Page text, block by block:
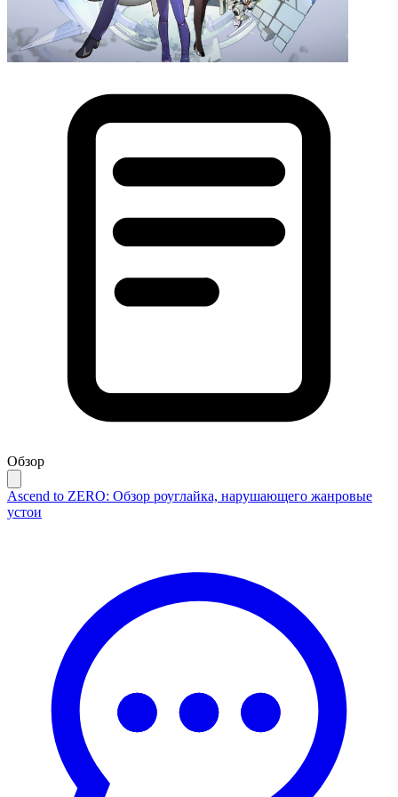
Обзор
Ascend to ZERO: Обзор роуглайка, нарушающего жанровые
устои